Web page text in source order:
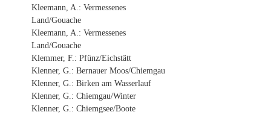
Kleemann, A.: Vermessenes
Land/Gouache
Kleemann, A.: Vermessenes
Land/Gouache
Klemmer, F.: Pfünz/Eichstätt
Klenner, G.: Bernauer Moos/Chiemgau
Klenner, G.: Birken am Wasserlauf
Klenner, G.: Chiemgau/Winter
Klenner, G.: Chiemgsee/Boote